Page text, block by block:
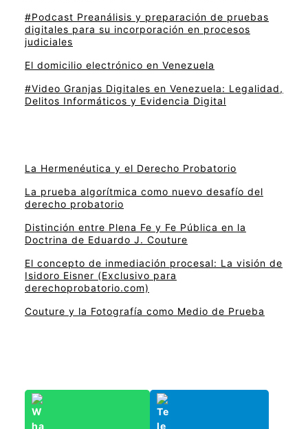
#Podcast Preanálisis y preparación de pruebas
digitales para su incorporación en procesos
judiciales
El domicilio electrónico en Venezuela
#Video Granjas Digitales en Venezuela: Legalidad,
Delitos Informáticos y Evidencia Digital
La Hermenéutica y el Derecho Probatorio
La prueba algorítmica como nuevo desafío del
derecho probatorio
Distinción entre Plena Fe y Fe Pública en la
Doctrina de Eduardo J. Couture
El concepto de inmediación procesal: La visión de
Isidoro Eisner (Exclusivo para
derechoprobatorio.com)
Couture y la Fotografía como Medio de Prueba